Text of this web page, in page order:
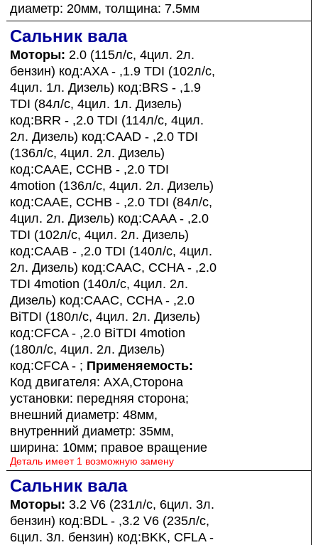
диаметр: 20мм, толщина: 7.5мм
Сальник вала
Моторы: 2.0 (115л/с, 4цил. 2л.
бензин) код:AXA - ,1.9 TDI (102л/с,
4цил. 1л. Дизель) код:BRS - ,1.9
TDI (84л/с, 4цил. 1л. Дизель)
код:BRR - ,2.0 TDI (114л/с, 4цил.
2л. Дизель) код:CAAD - ,2.0 TDI
(136л/с, 4цил. 2л. Дизель)
код:CAAE, CCHB - ,2.0 TDI
4motion (136л/с, 4цил. 2л. Дизель)
код:CAAE, CCHB - ,2.0 TDI (84л/с,
4цил. 2л. Дизель) код:CAAA - ,2.0
TDI (102л/с, 4цил. 2л. Дизель)
код:CAAB - ,2.0 TDI (140л/с, 4цил.
2л. Дизель) код:CAAC, CCHA - ,2.0
TDI 4motion (140л/с, 4цил. 2л.
Дизель) код:CAAC, CCHA - ,2.0
BiTDI (180л/с, 4цил. 2л. Дизель)
код:CFCA - ,2.0 BiTDI 4motion
(180л/с, 4цил. 2л. Дизель)
код:CFCA - ; Применяемость:
Код двигателя: AXA,Сторона
установки: передняя сторона;
внешний диаметр: 48мм,
внутренний диаметр: 35мм,
ширина: 10мм; правое вращение
Деталь имеет 1 возможную замену
Сальник вала
Моторы: 3.2 V6 (231л/с, 6цил. 3л.
бензин) код:BDL - ,3.2 V6 (235л/с,
6цил. 3л. бензин) код:BKK, CFLA -